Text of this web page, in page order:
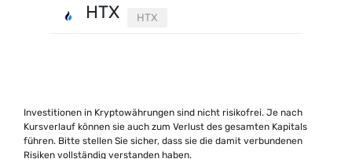
HTX HTX
Investitionen in Kryptowährungen sind nicht risikofrei. Je nach
Kursverlauf können sie auch zum Verlust des gesamten Kapitals
führen. Bitte stellen Sie sicher, dass sie die damit verbundenen
Risiken vollständig verstanden haben.